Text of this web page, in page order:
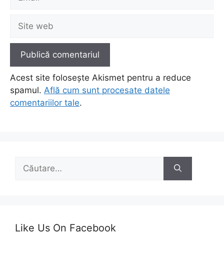
web
Acest site folosește Akismet pentru a reduce
spamul. Află cum sunt procesate datele
comentariilor tale.
Caută
Like Us On Facebook